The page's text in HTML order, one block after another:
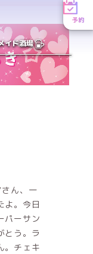
予約
イド酒場
ん、一
よ。今日
パーサン
とう。ラ
。チェキ